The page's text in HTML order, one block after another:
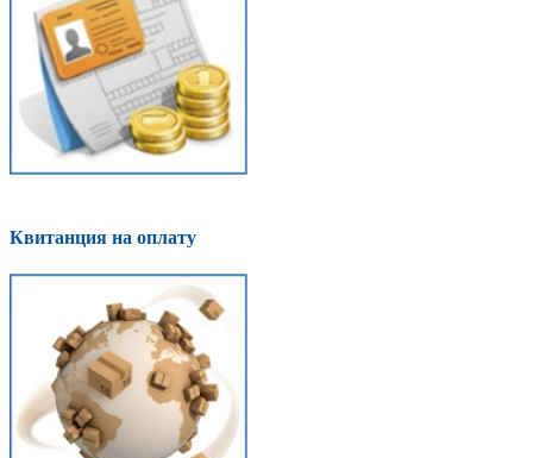
Квитанция на оплату